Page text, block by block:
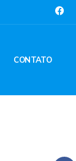
CONTATO